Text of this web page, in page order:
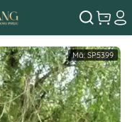
Mã: SP5399